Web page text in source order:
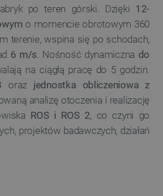
po teren górski. Dzięki 12-
o momencie obrotowym 360
terenie, wspina się po schodach,
6 m/s . Nośność dynamiczna do
na ciągłą pracę do 5 godzin.
oraz jednostka obliczeniowa z
analizę otoczenia i realizację
ROS i ROS 2, co czyni go
projektów badawczych, działań